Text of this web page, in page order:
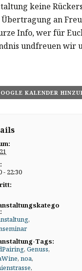
keine
Übertragung an
Info, wer für
undfreuen wir
KALENDER
- 22:30
,
Tags:
,Genuss,
,noa,
,